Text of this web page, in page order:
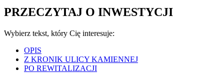
PRZECZYTAJ O INWESTYCJI
Wybierz tekst, który Cię interesuje:
OPIS
Z KRONIK ULICY KAMIENNEJ
PO REWITALIZACJI